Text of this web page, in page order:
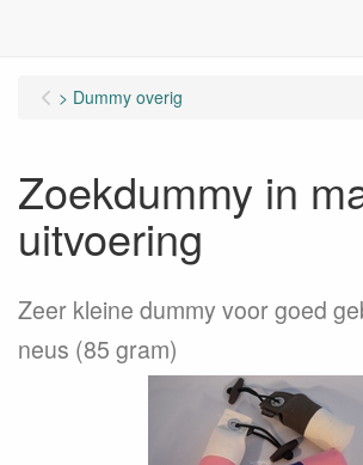
> Dummy overig
Zoekdummy in
uitvoering
Zeer kleine dummy voor goed
neus (85 gram)